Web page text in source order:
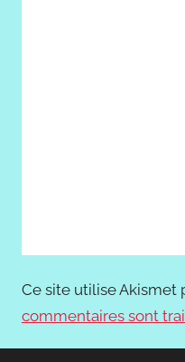
Ce site utilise Akismet
commentaires sont